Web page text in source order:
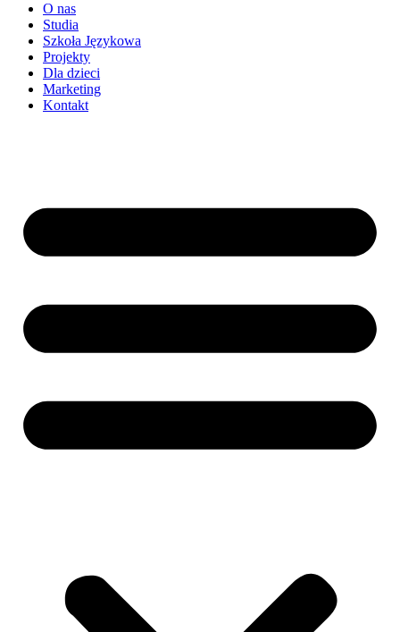
O nas
Studia
Szkoła Językowa
Projekty
Dla dzieci
Marketing
Kontakt